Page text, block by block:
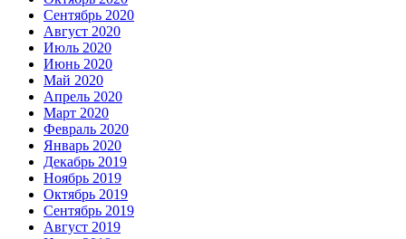
Сентябрь 2020
Август 2020
Июль 2020
Июнь 2020
Май 2020
Апрель 2020
Март 2020
Февраль 2020
Январь 2020
Декабрь 2019
Ноябрь 2019
Октябрь 2019
Сентябрь 2019
Август 2019